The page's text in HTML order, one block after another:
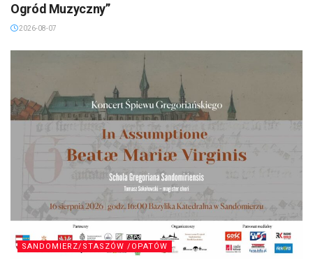
Ogród Muzyczny”
2026-08-07
SANDOMIERZ/STASZÓW /OPATÓW